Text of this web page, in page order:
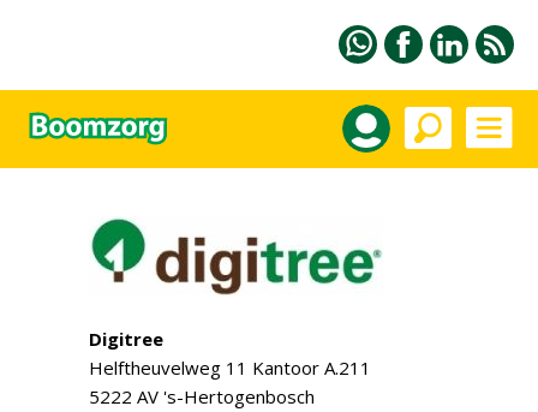
Digitree
Helftheuvelweg 11 Kantoor A.211
5222 AV 's-Hertogenbosch